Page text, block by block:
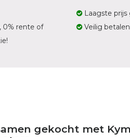
0% rente of
Laagste prijs
Veilig betalen
gekocht met